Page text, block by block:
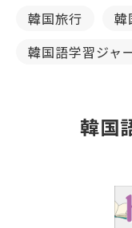
韓国旅行
韓
韓国語学習ジャ
韓国